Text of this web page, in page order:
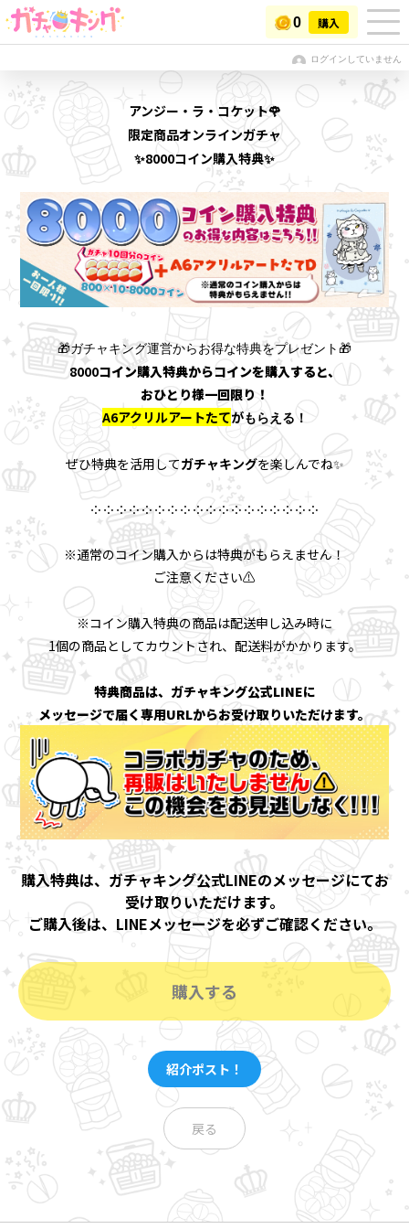
0 購入
ログインしていません
アンジー・ラ・コケット🌹
限定商品オンラインガチャ
✨8000コイン購入特典✨
🎁ガチャキング運営からお得な特典をプレゼント🎁
8000コイン購入特典からコインを購入すると、
おひとり様一回限り！
A6アクリルアートたてがもらえる！
ぜひ特典を活用してガチャキングを楽しんでね✨
༶ ༶ ༶ ༶ ༶ ༶ ༶ ༶ ༶ ༶ ༶ ༶ ༶ ༶ ༶ ༶ ༶ ༶
※通常のコイン購入からは特典がもらえません！
ご注意ください⚠️
※コイン購入特典の商品は配送申し込み時に
1個の商品としてカウントされ、配送料がかかります。
特典商品は、ガチャキング公式LINEに
メッセージで届く専用URLからお受け取りいただけます。
購入特典は、ガチャキング公式LINEのメッセージにてお
受け取りいただけます。
ご購入後は、LINEメッセージを必ずご確認ください。
購入する
紹介ポスト！
戻る